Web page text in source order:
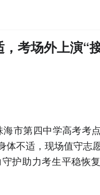
考场外上演“
市第四中学高考考
体不适，现场值守志
护助力考生平稳恢